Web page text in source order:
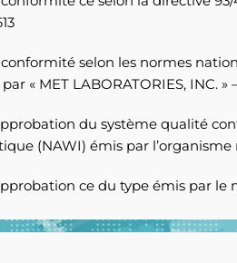
selon les normes
« MET LABORATORIES, INC. » –
du système qualité
(NAWI) émis par l’organisme
ce du type émis par